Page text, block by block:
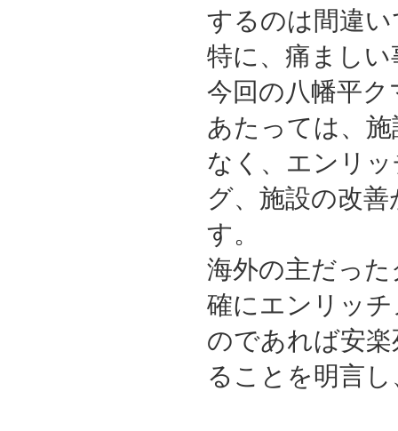
するのは間違
特に、痛まし
今回の八幡平
あたっては、
なく、エンリ
グ、施設の改
す。
海外の主だっ
確にエンリッ
のであれば安
ることを明言